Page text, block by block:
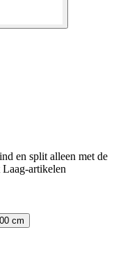
en split alleen met de
artikelen
cm